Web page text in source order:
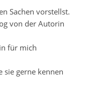
Sachen vorstellst.
von der Autorin
für mich
gerne kennen